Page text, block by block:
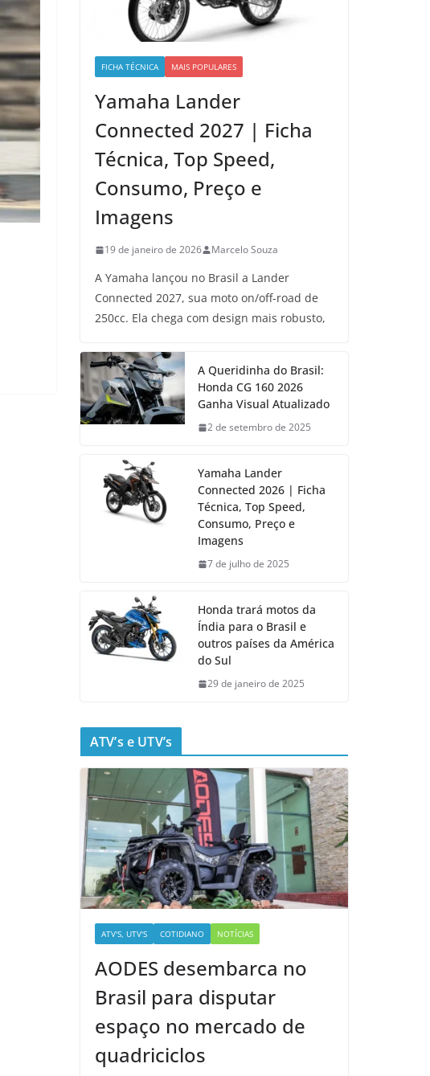
FICHA TÉCNICA MAIS POPULARES
Yamaha Lander
Connected 2027 | Ficha
Técnica, Top Speed,
Consumo, Preço e
Imagens
19 de janeiro de 2026 Marcelo Souza
A Yamaha lançou no Brasil a Lander
Connected 2027, sua moto on/off-road de
250cc. Ela chega com design mais robusto,
A Queridinha do Brasil:
Honda CG 160 2026
Ganha Visual Atualizado
2 de setembro de 2025
Yamaha Lander
Connected 2026 | Ficha
Técnica, Top Speed,
Consumo, Preço e
Imagens
7 de julho de 2025
Honda trará motos da
Índia para o Brasil e
outros países da América
do Sul
29 de janeiro de 2025
ATV’s e UTV’s
ATV'S, UTV'S COTIDIANO NOTÍCIAS
AODES desembarca no
Brasil para disputar
espaço no mercado de
quadriciclos